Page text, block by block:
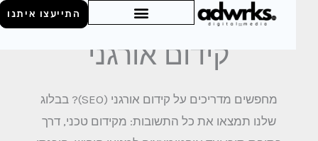
התייעצו איתנו
קידום אורגני
מחפשים מדריכים על קידום אורגני (SEO)? בבלוג
שלנו תמצאו את כל התשובות: מקידום טכני, דרך